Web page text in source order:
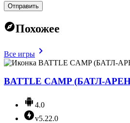
Отправить
Похожее
Все игры
BATTLE CAMP (БАТЛ-
4.0
v5.22.0